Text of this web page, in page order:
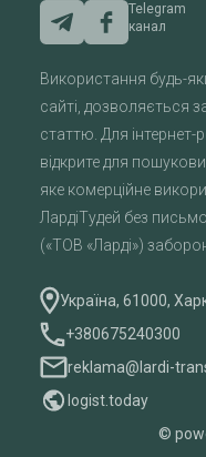
Telegram
канал
Використання будь-
сайті, дозволяється
статтю. Для інтернет-
відкрите для
яке комерційне
ЛардіТудей без
(«ТОВ «Ларді»)
Україна, 61000,
+380675240300
reklama@lardi-
logist.today
©